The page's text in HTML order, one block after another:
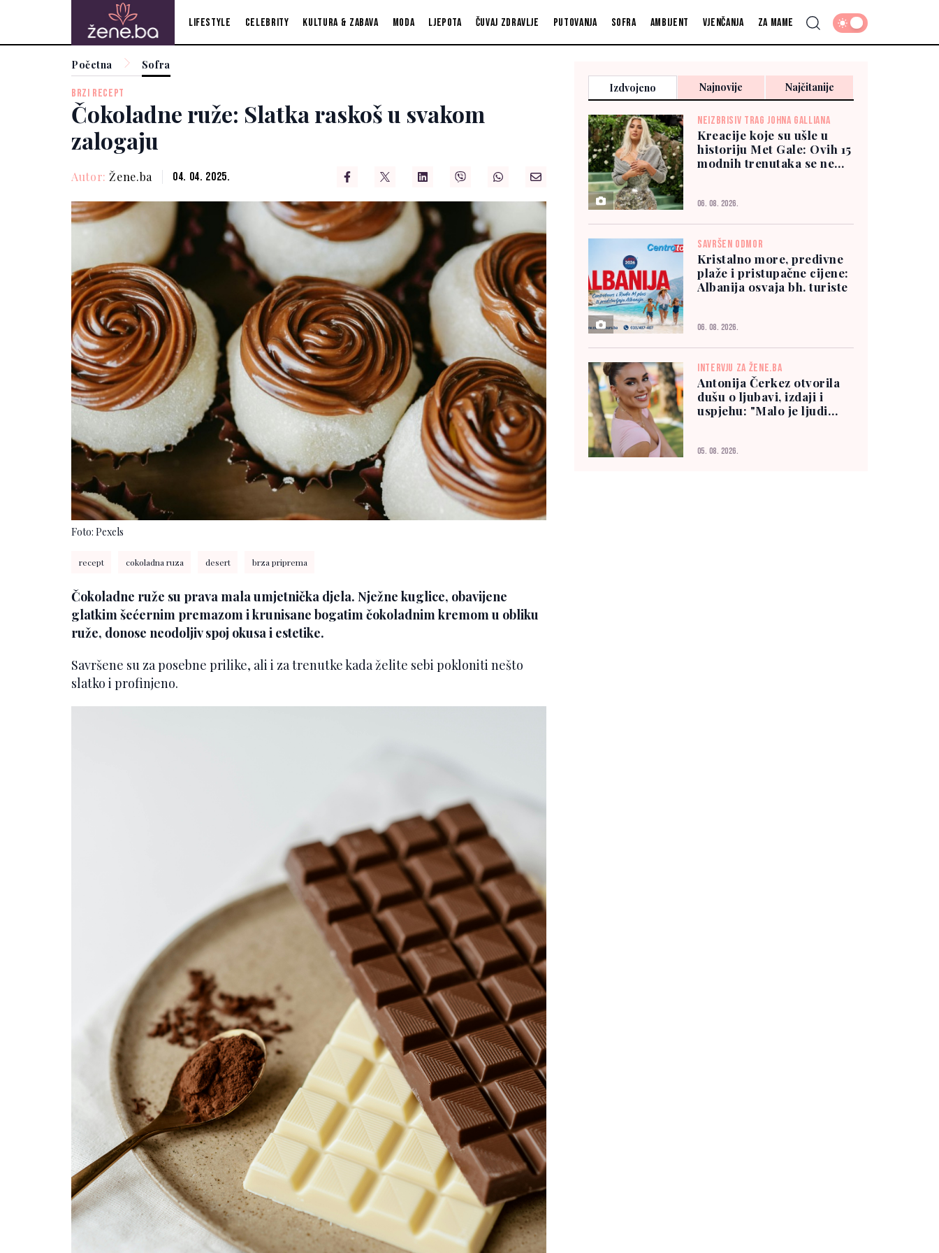
Lifestyle Celebrity Kultura & zabava Moda Ljepota Čuvaj zdravlje Putovanja Sofra Ambijent Vjenčanja Za mame
Početna Sofra
BRZI RECEPT
Čokoladne ruže: Slatka raskoš u svakom
zalogaju
Autor: Žene.ba 04. 04. 2025.
Foto: Pexels
recept cokoladna ruza desert brza priprema
Čokoladne ruže su prava mala umjetnička djela. Nježne kuglice, obavijene
glatkim šećernim premazom i krunisane bogatim čokoladnim kremom u obliku
ruže, donose neodoljiv spoj okusa i estetike.
Savršene su za posebne prilike, ali i za trenutke kada želite sebi pokloniti nešto
slatko i profinjeno.
Izdvojeno Najnovije Najčitanije
NEIZBRISIV TRAG JOHNA GALLIANA
Kreacije koje su ušle u
historiju Met Gale: Ovih 15
modnih trenutaka se ne
06. 08. 2026.
SAVRŠEN ODMOR
Kristalno more, predivne
plaže i pristupačne cijene:
Albanija osvaja bh. turiste
06. 08. 2026.
INTERVJU ZA ŽENE.BA
Antonija Čerkez otvorila
dušu o ljubavi, izdaji i
uspjehu: "Malo je ljudi
05. 08. 2026.